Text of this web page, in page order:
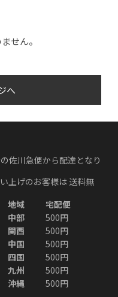
せん。
へ
佐川急便から配達となり
上げのお客様は 送料無
地域
宅配便
中部
500円
関西
500円
中国
500円
四国
500円
九州
500円
沖縄
500円